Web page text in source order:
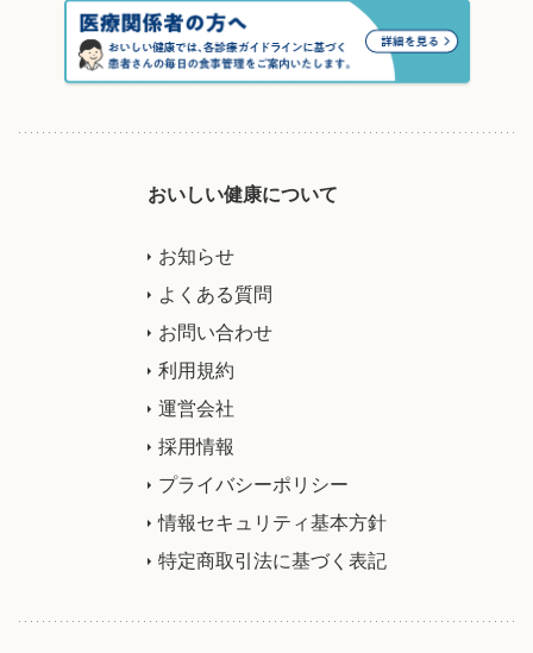
おいしい健康について
お知らせ
よくある質問
お問い合わせ
利用規約
運営会社
採用情報
プライバシーポリシー
情報セキュリティ基本方針
特定商取引法に基づく表記